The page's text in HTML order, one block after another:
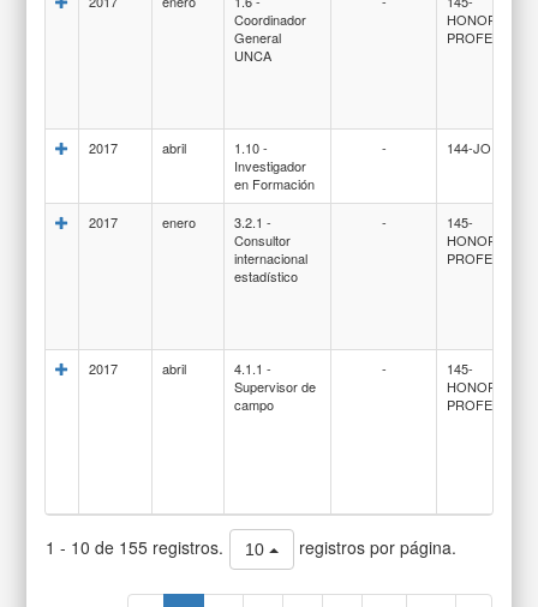
Coordinador
General
UNCA
HONORARIOS
2017 abril
1.10 -
Investigador
en Formación
- 144-
2017 enero
3.2.1 -
Consultor
internacional
estadístico
-
145-
HONORARIOS
2017 abril
4.1.1 -
Supervisor de
campo
-
145-
HONORARIOS
1 - 10 de 155 registros. 10 registros por página.